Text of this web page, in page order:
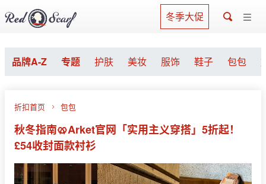
冬季大促
品牌A-Z 专题 护肤 美妆 服饰 鞋子 包包
折扣首页 包包
秋冬指南🥨Arket官网「实用主义穿搭」5折起！
£54收封面款衬衫